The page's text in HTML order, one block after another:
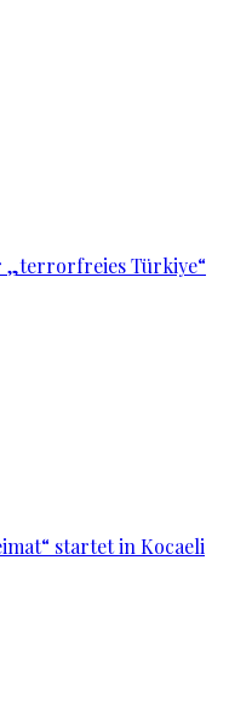
„terrorfreies Türkiye“
startet in Kocaeli